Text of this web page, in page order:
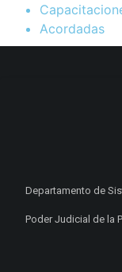
Acordadas
Departamento de
Poder Judicial de la